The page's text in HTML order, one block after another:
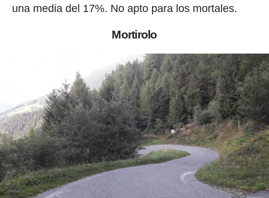
una media del 17%. No apto para los mortales.
Mortirolo